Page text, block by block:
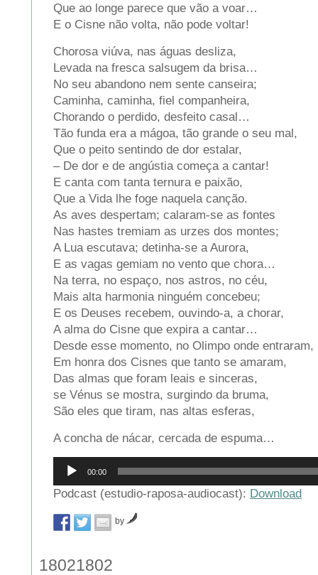
Que ao longe parece que vão a voar…
E o Cisne não volta, não pode voltar!
Chorosa viúva, nas águas desliza,
Levada na fresca salsugem da brisa…
No seu abandono nem sente canseira;
Caminha, caminha, fiel companheira,
Chorando o perdido, desfeito casal…
Tão funda era a mágoa, tão grande o seu mal,
Que o peito sentindo de dor estalar,
– De dor e de angústia começa a cantar!
E canta com tanta ternura e paixão,
Que a Vida lhe foge naquela canção.
As aves despertam; calaram-se as fontes
Nas hastes tremiam as urzes dos montes;
A Lua escutava; detinha-se a Aurora,
E as vagas gemiam no vento que chora…
Na terra, no espaço, nos astros, no céu,
Mais alta harmonia ninguém concebeu;
E os Deuses recebem, ouvindo-a, a chorar,
A alma do Cisne que expira a cantar…
Desde esse momento, no Olimpo onde entraram,
Em honra dos Cisnes que tanto se amaram,
Das almas que foram leais e sinceras,
se Vénus se mostra, surgindo da bruma,
São eles que tiram, nas altas esferas,
A concha de nácar, cercada de espuma…
Reprodutor
áudio
00:00
Podcast (estudio-raposa-audiocast): Download
by
18021802